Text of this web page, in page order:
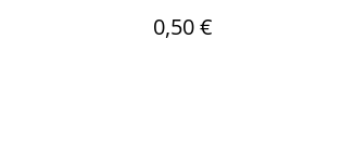
0,50 €